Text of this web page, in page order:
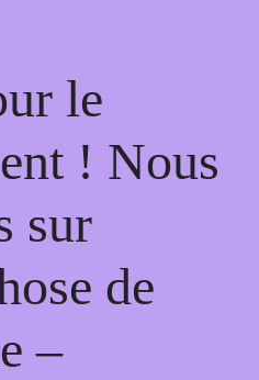
le
! Nous
sur
de
–